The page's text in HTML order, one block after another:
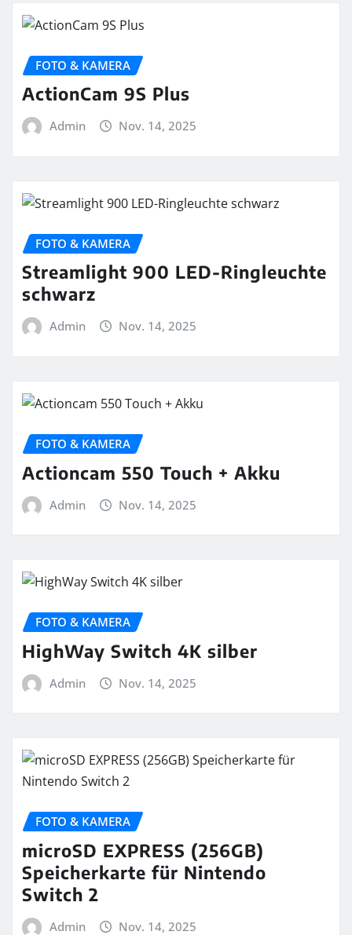
FOTO & KAMERA
ActionCam 9S Plus
Admin Nov. 14, 2025
FOTO & KAMERA
Streamlight 900 LED-Ringleuchte
schwarz
Admin Nov. 14, 2025
FOTO & KAMERA
Actioncam 550 Touch + Akku
Admin Nov. 14, 2025
FOTO & KAMERA
HighWay Switch 4K silber
Admin Nov. 14, 2025
FOTO & KAMERA
microSD EXPRESS (256GB)
Speicherkarte für Nintendo
Switch 2
Admin Nov. 14, 2025